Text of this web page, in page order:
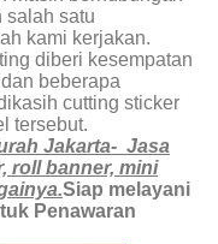
salah satu
kami kerjakan.
diberi kesempatan
beberapa
cutting sticker
tersebut.
Jakarta- Jasa
roll banner, mini
Siap melayani
Penawaran